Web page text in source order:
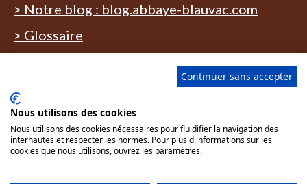
Continuer sans accepter
Nous utilisons des cookies
Nous utilisons des cookies nécessaires pour fluidifier la navigation des
internautes et respecter les normes. Pour plus d'informations sur les
cookies que nous utilisons, ouvrez les paramètres.
> Notre blog : blog.abbaye-blauvac.com
> Glossaire
Tous nos lieux sont accessibles aux
personnes à mobilité réduite. Des
sanitaires adaptés sont à disposition.